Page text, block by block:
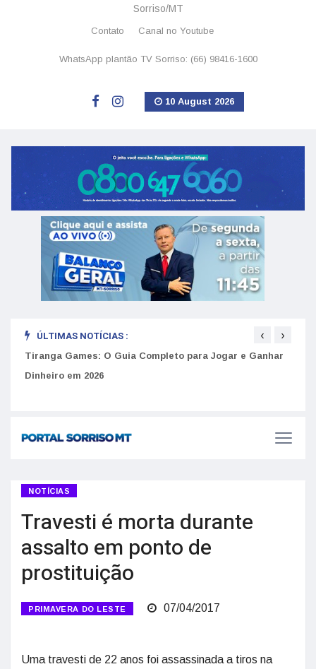
Sorriso/MT
Contato Canal no Youtube
WhatsApp plantão TV Sorriso: (66) 98416-1600
10 August 2026
ÚLTIMAS NOTÍCIAS :
Tiranga Games: O Guia Completo para Jogar e Ganhar
Dinheiro em 2026
‹ ›
NOTÍCIAS
Travesti é morta durante
assalto em ponto de
prostituição
PRIMAVERA DO LESTE 07/04/2017
Uma travesti de 22 anos foi assassinada a tiros na